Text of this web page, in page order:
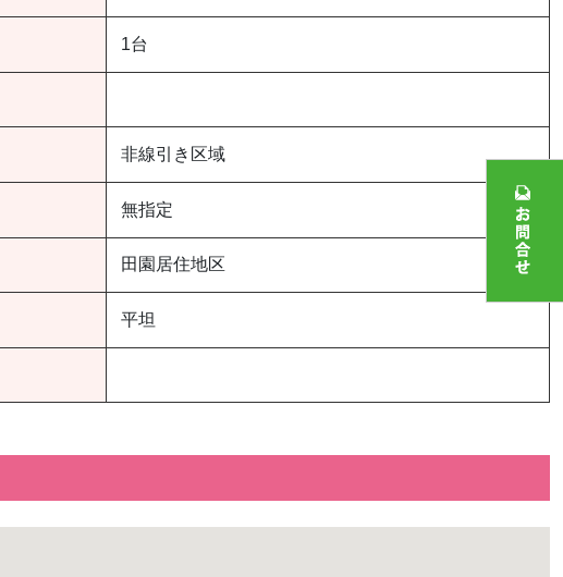
1台
非線引き区域
無指定
田園居住地区
平坦